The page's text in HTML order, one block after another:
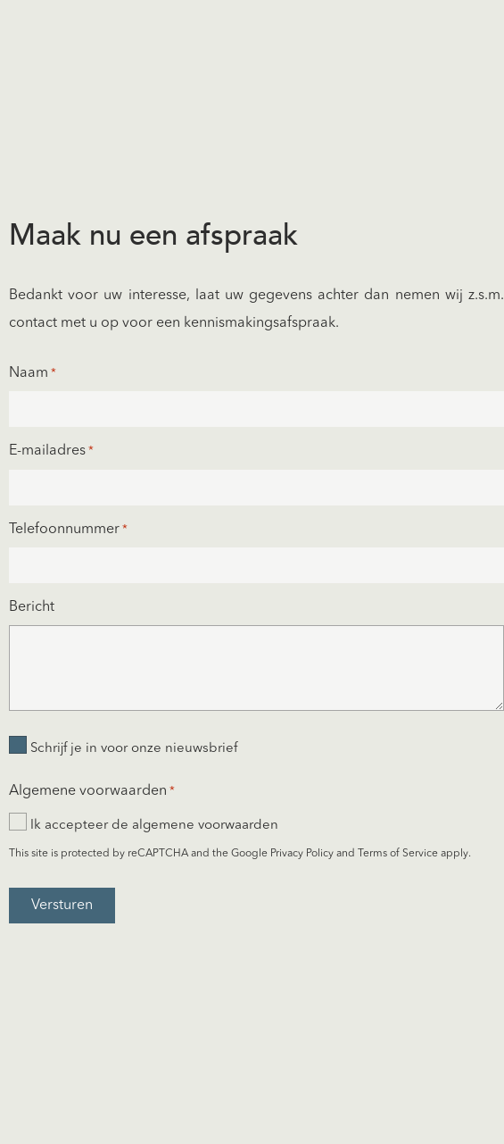
Maak nu een afspraak
Bedankt voor uw interesse, laat uw gegevens achter dan nemen wij z.s.m.
contact met u op voor een kennismakingsafspraak.
Naam *
E-mailadres *
Telefoonnummer *
Bericht
Schrijf
voor
onze
nieuwsbrief
Schrijf je in voor onze nieuwsbrief
Algemene voorwaarden *
Ik accepteer de algemene voorwaarden
This site is protected by reCAPTCHA and the Google Privacy Policy and Terms of Service apply.